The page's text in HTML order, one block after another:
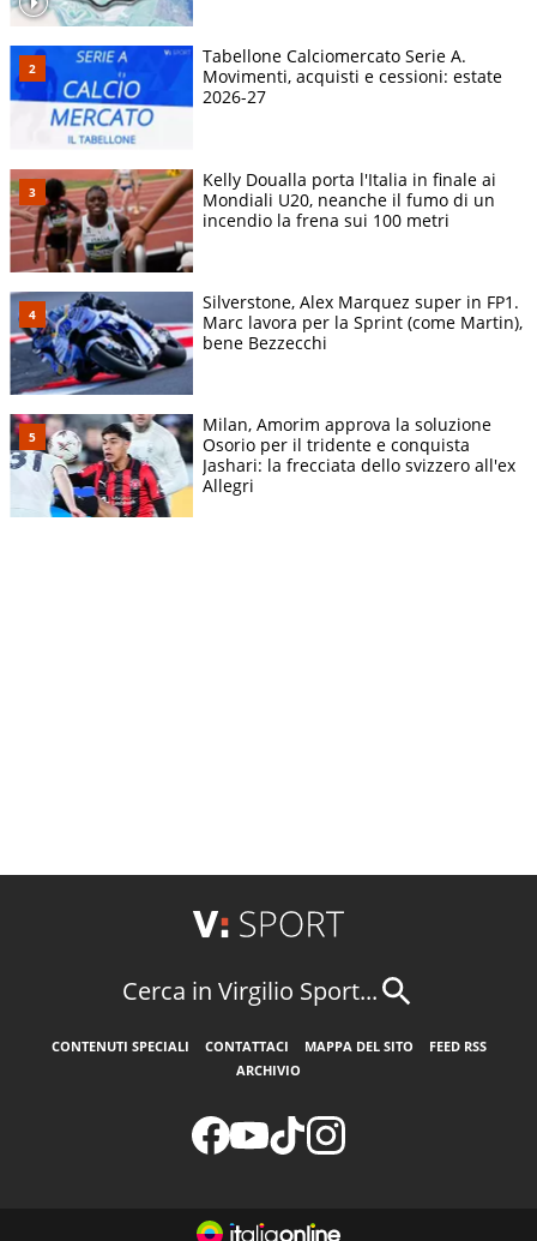
Tabellone Calciomercato Serie A.
Movimenti, acquisti e cessioni: estate
2026-27
Kelly Doualla porta l'Italia in finale ai
Mondiali U20, neanche il fumo di un
incendio la frena sui 100 metri
Silverstone, Alex Marquez super in FP1.
Marc lavora per la Sprint (come Martin),
bene Bezzecchi
Milan, Amorim approva la soluzione
Osorio per il tridente e conquista
Jashari: la frecciata dello svizzero all'ex
Allegri
Cerca in Virgilio Sport...
CONTENUTI SPECIALI CONTATTACI MAPPA DEL SITO
FEED RSS
ARCHIVIO